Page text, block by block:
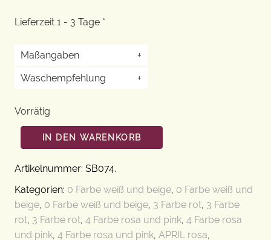
Lieferzeit 1 - 3 Tage *
Maßangaben
+
Waschempfehlung
+
Vorrätig
IN DEN WARENKORB
Artikelnummer: SB074.
Kategorien: 0 Farbe weiß und beige, 0 Farbe weiß und
beige, 0 Farbe weiß und beige, 3 Farbe rot, 3 Farbe
rot, 3 Farbe rot, 4 Farbe rosa und pink, 4 Farbe rosa
und pink, 4 Farbe rosa und pink, APRIL rosa,